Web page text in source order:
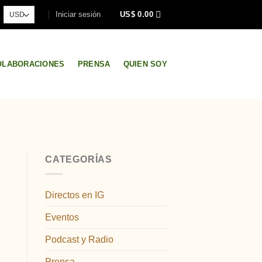
Iniciar sesión US$ 0.00
PRENSA QUIEN SOY
CATEGORÍAS
Directos en IG
Eventos
Podcast y Radio